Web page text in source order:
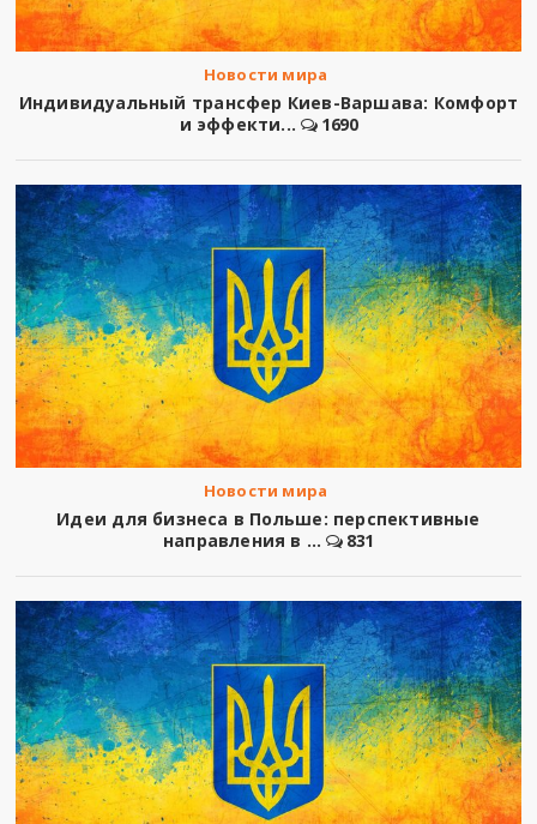
Новости мира
Индивидуальный трансфер Киев-Варшава: Комфорт
и эффекти...
1690
Новости мира
Идеи для бизнеса в Польше: перспективные
направления в ...
831